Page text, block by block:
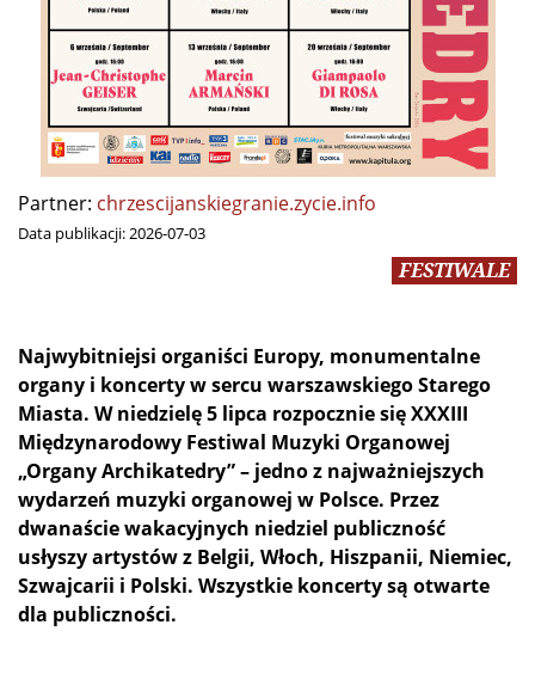
Partner: chrzescijanskiegranie.zycie.info
Data publikacji:2026-07-03
FESTIWALE
Najwybitniejsi organiści Europy, monumentalne
organy i koncerty w sercu warszawskiego Starego
Miasta. W niedzielę 5 lipca rozpocznie się XXXIII
Międzynarodowy Festiwal Muzyki Organowej
„Organy Archikatedry” – jedno z najważniejszych
wydarzeń muzyki organowej w Polsce. Przez
dwanaście wakacyjnych niedziel publiczność
usłyszy artystów z Belgii, Włoch, Hiszpanii, Niemiec,
Szwajcarii i Polski. Wszystkie koncerty są otwarte
dla publiczności.